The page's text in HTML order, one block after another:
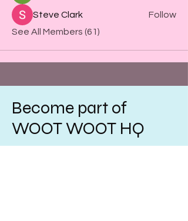
Steve Clark
Follow
See All Members (61)
Become part of
WOOT WOOT HQ